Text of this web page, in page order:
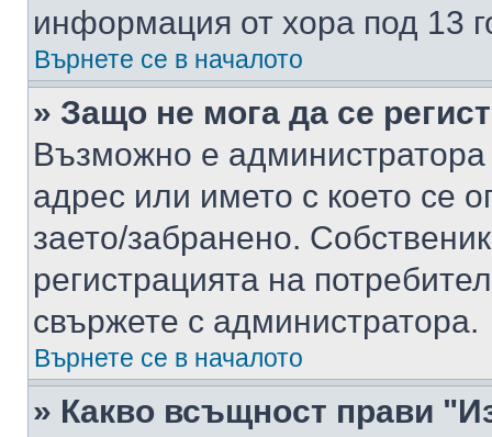
информация от хора под 13
Върнете се в началото
» Защо не мога да се
Възможно е
адрес или името с което се
заето/забранено.
регистрацията на
свържете с администратора.
Върнете се в началото
» Какво всъщност прави